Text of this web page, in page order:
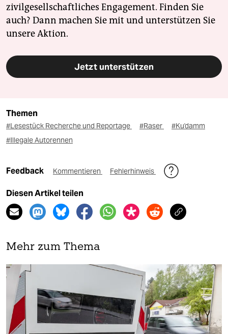
zivilgesellschaftliches Engagement. Finden Sie
auch? Dann machen Sie mit und unterstützen Sie
unsere Aktion.
Jetzt unterstützen
Themen
#Lesestück Recherche und Reportage #Raser
#Ku'damm
#Illegale Autorennen
Feedback Kommentieren Fehlerhinweis
Diesen Artikel teilen
Mehr zum Thema